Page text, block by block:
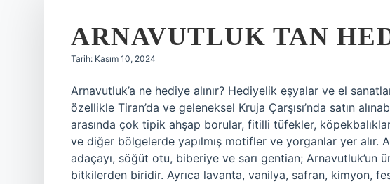
ARNAVUTLUK TAN
Tarih: Kasım 10, 2024
Arnavutluk’a ne hediye alınır? Hediyelik eşyalar ve el
özellikle Tiran’da ve geleneksel Kruja Çarşısı’nda satın
arasında çok tipik ahşap borular, fitilli tüfekler,
ve diğer bölgelerde yapılmış motifler ve yorganlar yer alır.
adaçayı, söğüt otu, biberiye ve sarı gentian; Arnavutluk’un
bitkilerden biridir. Ayrıca lavanta, vanilya, safran, kimyon,